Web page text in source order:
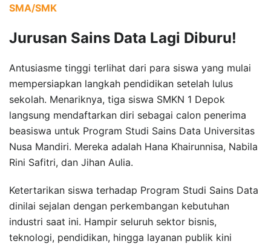
SMA/SMK
Jurusan Sains Data Lagi Diburu!
Antusiasme tinggi terlihat dari para siswa yang mulai
mempersiapkan langkah pendidikan setelah lulus
sekolah. Menariknya, tiga siswa SMKN 1 Depok
langsung mendaftarkan diri sebagai calon penerima
beasiswa untuk Program Studi Sains Data Universitas
Nusa Mandiri. Mereka adalah Hana Khairunnisa, Nabila
Rini Safitri, dan Jihan Aulia.
Ketertarikan siswa terhadap Program Studi Sains Data
dinilai sejalan dengan perkembangan kebutuhan
industri saat ini. Hampir seluruh sektor bisnis,
teknologi, pendidikan, hingga layanan publik kini